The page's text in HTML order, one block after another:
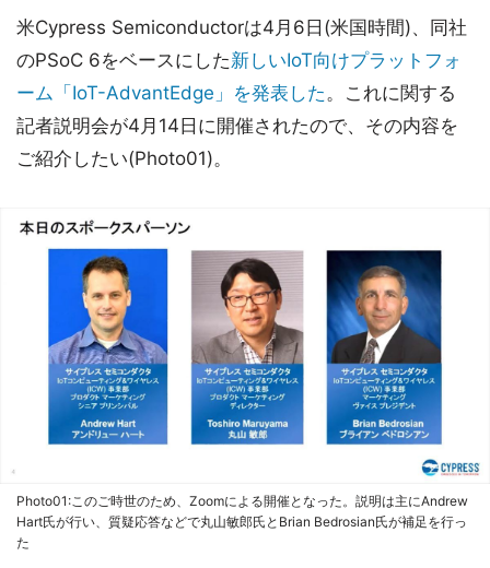
米Cypress Semiconductorは4月6日(米国時間)、同社
のPSoC 6をベースにした新しいIoT向けプラットフォ
ーム「IoT-AdvantEdge」を発表した。これに関する
記者説明会が4月14日に開催されたので、その内容を
ご紹介したい(Photo01)。
Photo01:このご時世のため、Zoomによる開催となった。説明は主にAndrew
Hart氏が行い、質疑応答などで丸山敏郎氏とBrian Bedrosian氏が補足を行っ
た